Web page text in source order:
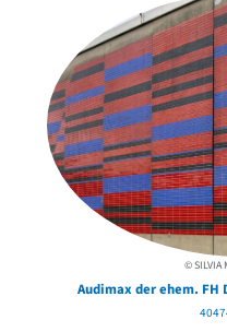
© SILVIA
Audimax der ehem. FH